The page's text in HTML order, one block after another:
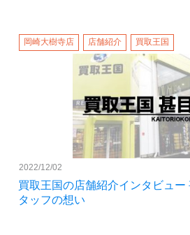
岡崎大樹寺店 店舗紹介 買取王国
2022/12/02
買取王国の店舗紹介インタビュー 甚目寺店の特徴、ス
タッフの想い